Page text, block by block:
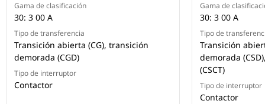
Gama de clasificación
30: 3 00 A
Tipo de transferencia
Transición abierta (CG), transición
demorada (CGD)
Tipo de interruptor
Contactor
Gama de
30: 3 00 A
Tipo de
Transición
demorada
(CSCT)
Tipo de interruptor
Contactor